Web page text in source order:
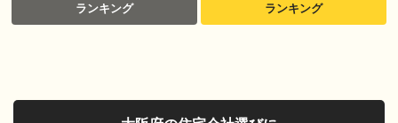
ランキング
ランキング